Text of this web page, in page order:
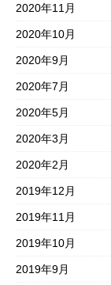
2020年11月
2020年10月
2020年9月
2020年7月
2020年5月
2020年3月
2020年2月
2019年12月
2019年11月
2019年10月
2019年9月